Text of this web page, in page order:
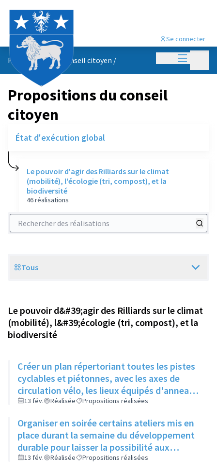
Menu
Se connecter
Propositions du conseil citoyen /
Propositions du conseil
citoyen
État d'exécution global
Le pouvoir d'agir des Rilliards sur le climat
(mobilité), l'écologie (tri, compost), et la
biodiversité
46 réalisations
Rechercher des réalisations
Scope
Tous
Le pouvoir d&#39;agir des Rilliards sur le climat
(mobilité), l&#39;écologie (tri, compost), et la
biodiversité
Créer un plan répertoriant toutes les pistes
cyclables et piétonnes, avec les axes de
circulation vélo, les lieux équipés d'anneaux
de stationnement, les points de collectes et
le Rilliard.
13 fév. Réalisée Propositions réalisées
Organiser en soirée certains ateliers mis en
place durant la semaine du développement
durable pour laisser la possibilité aux
habitants actifs de participer
13 fév. Réalisée Propositions réalisées